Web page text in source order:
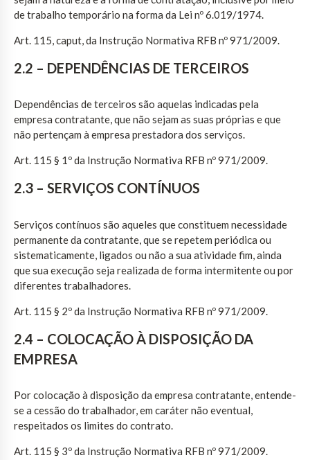
de trabalho temporário na forma da Lei nº 6.019/1974.
Art. 115, caput, da Instrução Normativa RFB nº 971/2009.
2.2 – DEPENDÊNCIAS DE TERCEIROS
Dependências de terceiros são aquelas indicadas pela
empresa contratante, que não sejam as suas próprias e que
não pertençam à empresa prestadora dos serviços.
Art. 115 § 1º da Instrução Normativa RFB nº 971/2009.
2.3 – SERVIÇOS CONTÍNUOS
Serviços contínuos são aqueles que constituem necessidade
permanente da contratante, que se repetem periódica ou
sistematicamente, ligados ou não a sua atividade fim, ainda
que sua execução seja realizada de forma intermitente ou por
diferentes trabalhadores.
Art. 115 § 2º da Instrução Normativa RFB nº 971/2009.
2.4 – COLOCAÇÃO À DISPOSIÇÃO DA
EMPRESA
Por colocação à disposição da empresa contratante, entende-
se a cessão do trabalhador, em caráter não eventual,
respeitados os limites do contrato.
Art. 115 § 3º da Instrução Normativa RFB nº 971/2009.